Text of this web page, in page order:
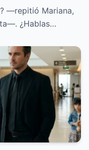
insistió
para evitar
a la luz unos
por completo
tenía
sobre aquella
—repitió Mariana,
¿Hablas…